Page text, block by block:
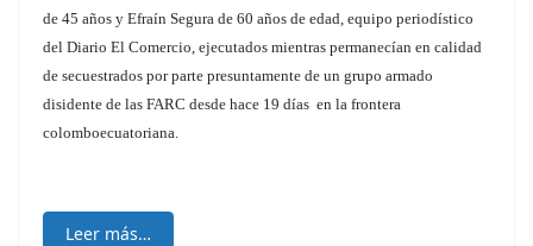
de 45 años y Efraín Segura de 60 años de edad, equipo periodístico
del Diario El Comercio, ejecutados mientras permanecían en calidad
de secuestrados por parte presuntamente de un grupo armado
disidente de las FARC desde hace 19 días en la frontera
colomboecuatoriana.
Leer más…